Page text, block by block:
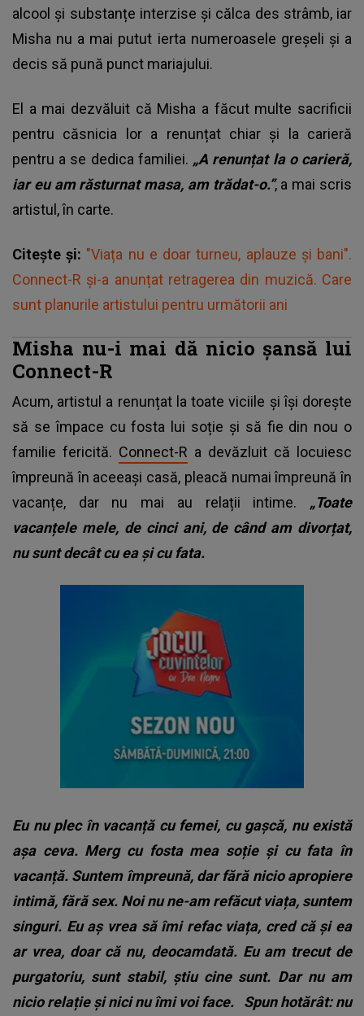
alcool și substanțe interzise și călca des strâmb, iar
Misha nu a mai putut ierta numeroasele greșeli și a
decis să pună punct mariajului.
El a mai dezvăluit că Misha a făcut multe sacrificii
pentru căsnicia lor a renunțat chiar și la carieră
pentru a se dedica familiei. „A renunțat la o carieră,
iar eu am răsturnat masa, am trădat-o.”, a mai scris
artistul, în carte.
Citește și: "Viața nu e doar turneu, aplauze și bani".
Connect-R și-a anunțat retragerea din muzică. Care
sunt planurile artistului pentru următorii ani
Misha nu-i mai dă nicio șansă lui
Connect-R
Acum, artistul a renunțat la toate viciile și își dorește
să se împace cu fosta lui soție și să fie din nou o
familie fericită. Connect-R a devăzluit că locuiesc
împreună în aceeași casă, pleacă numai împreună în
vacanțe, dar nu mai au relații intime. „Toate
vacanțele mele, de cinci ani, de când am divorțat,
nu sunt decât cu ea și cu fata.
Eu nu plec în vacanță cu femei, cu gașcă, nu există
așa ceva. Merg cu fosta mea soție și cu fata în
vacanță. Suntem împreună, dar fără nicio apropiere
intimă, fără sex. Noi nu ne-am refăcut viața, suntem
singuri. Eu aș vrea să îmi refac viața, cred că și ea
ar vrea, doar că nu, deocamdată. Eu am trecut de
purgatoriu, sunt stabil, știu cine sunt. Dar nu am
nicio relație și nici nu îmi voi face.
Spun hotărât: nu